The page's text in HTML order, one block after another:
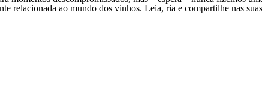
relacionada ao mundo dos vinhos. Leia, ria e compartilhe nas